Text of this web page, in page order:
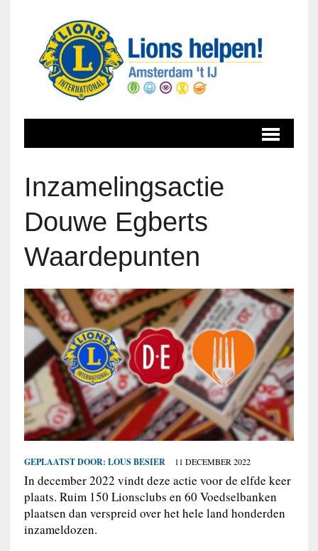
Inzamelingsactie
Douwe Egberts
Waardepunten
GEPLAATST DOOR: LOUS BESIER 11 DECEMBER 2022
In december 2022 vindt deze actie voor de elfde keer
plaats. Ruim 150 Lionsclubs en 60 Voedselbanken
plaatsen dan verspreid over het hele land honderden
inzameldozen.